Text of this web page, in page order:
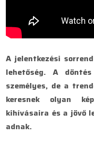
A jelentkezési
lehetőség. A
személyes, de a
keresnek olyan
kihívásaira és a jövő
adnak.